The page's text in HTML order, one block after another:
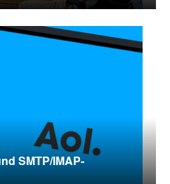
SMTP/IMAP-